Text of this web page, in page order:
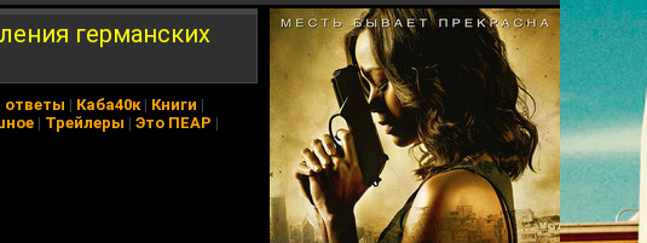
германских
ответы | Каба40к| Книги |
| Трейлеры | Это ПЕАР |